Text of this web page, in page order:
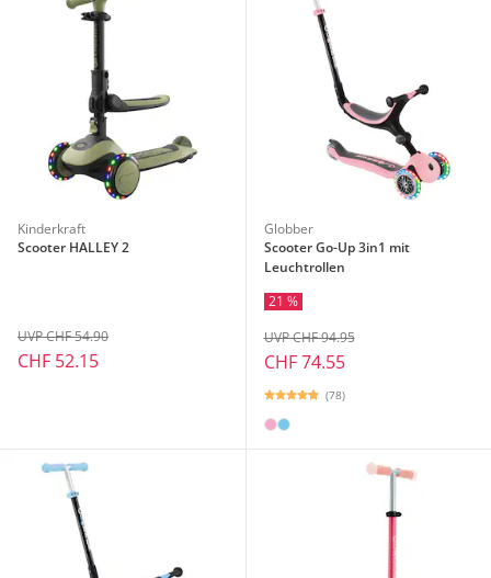
Kinderkraft
Scooter HALLEY 2
CHF 52.15
UVP CHF 54.90
Globber
Scooter Go-Up 3in1 mit
Leuchtrollen
21 %
CHF 74.55
UVP CHF 94.95
(78)